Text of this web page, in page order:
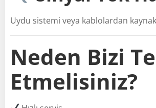
Uydu sistemi veya kablolardan
Neden Bizi
Etmelisiniz?